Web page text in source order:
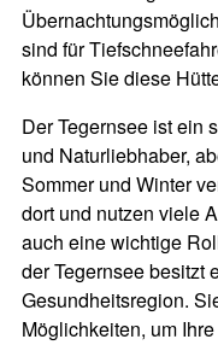
sind für
können Sie diese
Der Tegernsee ist ein
und Naturliebhaber,
Sommer und Winter
dort und nutzen viele
auch eine wichtige
der Tegernsee besitzt
Gesundheitsregion.
Möglichkeiten, um